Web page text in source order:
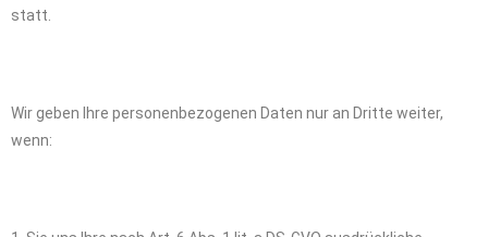
statt.
Wir geben Ihre personenbezogenen Daten nur an Dritte weiter,
wenn: